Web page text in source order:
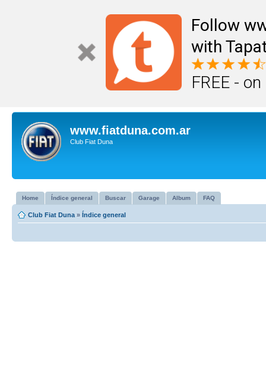
Follow
with
FREE -
www.fiatduna.com.ar
Club Fiat Duna
Home Índice general Buscar Garage Album FAQ
Club Fiat Duna » Índice general